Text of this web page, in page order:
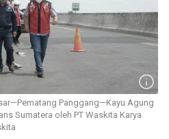
Panggang—Kayu Agung
Sumatera oleh PT Waskita Karya